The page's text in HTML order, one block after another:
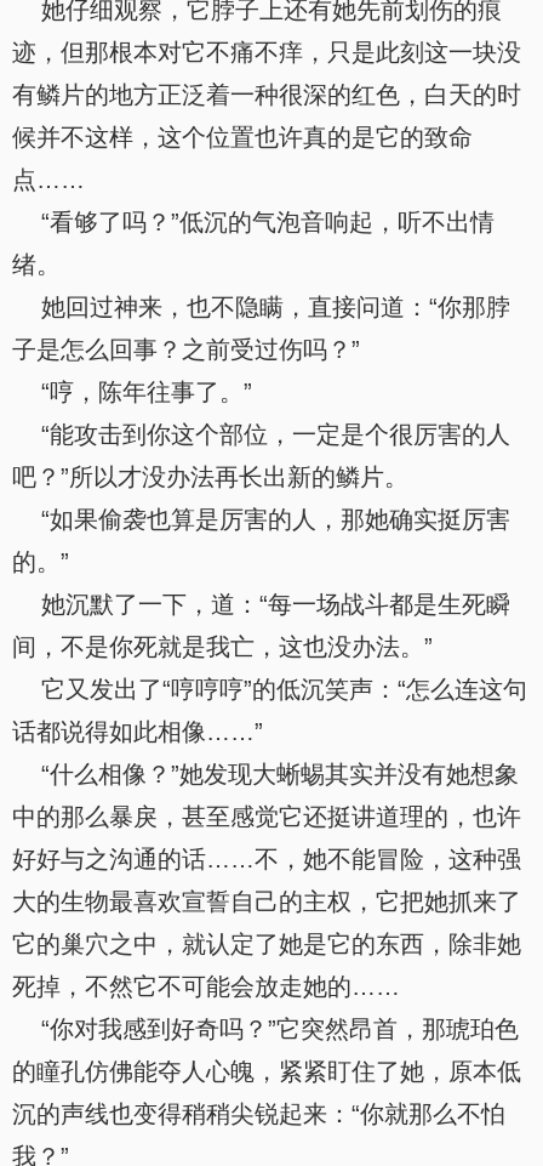
她仔细观察，它脖子上还有她先前划伤的痕
迹，但那根本对它不痛不痒，只是此刻这一块没
有鳞片的地方正泛着一种很深的红色，白天的时
候并不这样，这个位置也许真的是它的致命
点……
“看够了吗？”低沉的气泡音响起，听不出情
绪。
她回过神来，也不隐瞒，直接问道：“你那脖
子是怎么回事？之前受过伤吗？”
“哼，陈年往事了。”
“能攻击到你这个部位，一定是个很厉害的人
吧？”所以才没办法再长出新的鳞片。
“如果偷袭也算是厉害的人，那她确实挺厉害
的。”
她沉默了一下，道：“每一场战斗都是生死瞬
间，不是你死就是我亡，这也没办法。”
它又发出了“哼哼哼”的低沉笑声：“怎么连这句
话都说得如此相像……”
“什么相像？”她发现大蜥蜴其实并没有她想象
中的那么暴戾，甚至感觉它还挺讲道理的，也许
好好与之沟通的话……不，她不能冒险，这种强
大的生物最喜欢宣誓自己的主权，它把她抓来了
它的巢穴之中，就认定了她是它的东西，除非她
死掉，不然它不可能会放走她的……
“你对我感到好奇吗？”它突然昂首，那琥珀色
的瞳孔仿佛能夺人心魄，紧紧盯住了她，原本低
沉的声线也变得稍稍尖锐起来：“你就那么不怕
我？”